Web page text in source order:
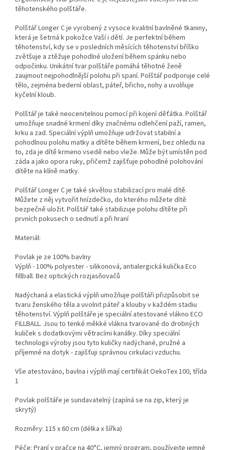
těhotenského polštáře.
Polštář Longer C je vyrobený z vysoce kvalitní bavlněné tkaniny,
která je šetrná k pokožce Vaší i dětí. Je perfektní během
těhotenství, kdy se v posledních měsících těhotenství bříško
zvětšuje a ztěžuje pohodlné uložení během spánku nebo
odpočinku. Unikátní tvar polštáře pomáhá těhotné ženě
zaujmout nejpohodlnější polohu při spaní. Polštář podporuje celé
tělo, zejména bederní oblast, páteř, břicho, nohy a uvolňuje
kyčelní kloub.
Polštář je také neocenitelnou pomocí při kojení děťátka. Polštář
umožňuje snadné krmení díky značnému odlehčení paží, ramen,
krku a zad. Speciální výplň umožňuje udržovat stabilní a
pohodlnou polohu matky a dítěte během krmení, bez ohledu na
to, zda je dítě krmeno vsedě nebo vleže. Může být umístěn pod
záda a jako opora ruky, přičemž zajišťuje pohodlné polohování
dítěte na klíně matky.
Polštář Longer C je také skvělou stabilizací pro malé dítě.
Můžete z něj vytvořit hnízdečko, do kterého můžete dítě
bezpečně uložit. Polštář také stabilizuje polohu dítěte při
prvních pokusech o sednutí a při hraní
Materiál:
Povlak je ze 100% bavlny
Výplň - 100% polyester - silikonová, antialergická kulička Eco
fillball. Bez optických rozjasňovačů
Nadýchaná a elastická výplň umožňuje polštáři přizpůsobit se
tvaru ženského těla a uvolnit páteř a klouby v každém stadiu
těhotenství. Výplň polštáře je speciální atestované vlákno ECO
FILLBALL. Jsou to tenké měkké vlákna tvarované do drobných
kuliček s dodatkovými větracími kanálky. Díky speciální
technologii výroby jsou tyto kuličky nadýchané, pružné a
příjemné na dotyk - zajišťuji správnou cirkulaci vzduchu.
Vše atestováno, bavlna i výplň mají certifikát OekoTex 100, třída
1
Povlak polštáře je sundavatelný (zapíná se na zip, který je
skrytý)
Rozměry: 115 x 60 cm (délka x šířka)